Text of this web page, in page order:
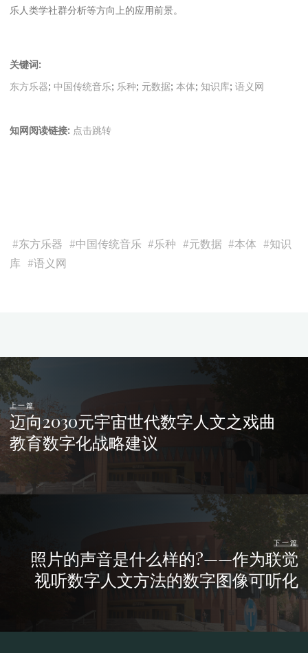
乐人类学社群分析等方向上的应用前景。
关键词:
东方乐器; 中国传统音乐; 乐种; 元数据;本体;知识库;语义网
知网阅读链接: 点击跳转
#东方乐器 #中国传统音乐 #乐种 #元数据 #本体 #知识
库 #语义网
上一篇
迈向2030元宇宙世代数字人文之戏曲
教育数字化战略建议
下一篇
照片的声音是什么样的?——作为联觉
视听数字人文方法的数字图像可听化